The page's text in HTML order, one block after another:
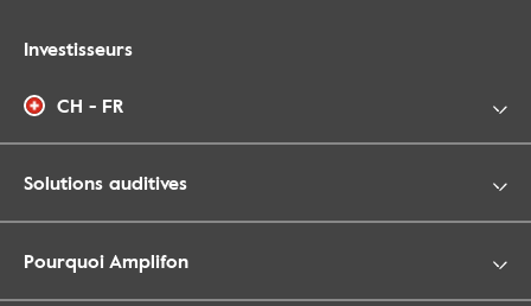
Investisseurs
CH - FR
Solutions auditives
Pourquoi Amplifon